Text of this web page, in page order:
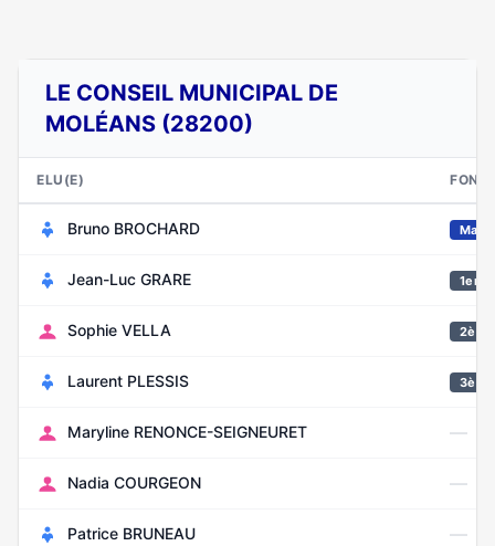
LE CONSEIL MUNICIPAL DE
MOLÉANS (28200)
ELU(E)
Bruno BROCHARD Maire
Jean-Luc GRARE 1er
Sophie VELLA
Laurent PLESSIS
Maryline RENONCE-SEIGNEURET —
Nadia COURGEON —
Patrice BRUNEAU —